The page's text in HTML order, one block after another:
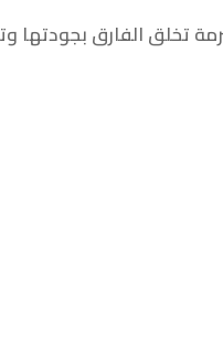
تخلق الفارق بجودتها